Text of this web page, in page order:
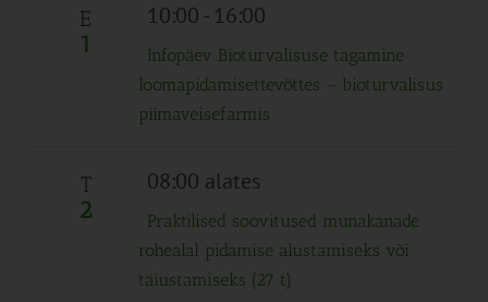
E
1
10:00- 16:00
Infopäev Bioturvalisuse tagamine
loomapidamisettevõttes – bioturvalisus
piimaveisefarmis
T
2
08:00 alates
Praktilised soovitused munakanade
rohealal pidamise alustamiseks või
täiustamiseks (27 t)